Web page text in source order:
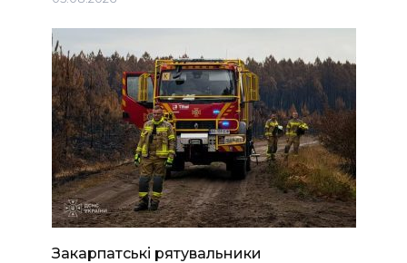
Закарпатські рятувальники